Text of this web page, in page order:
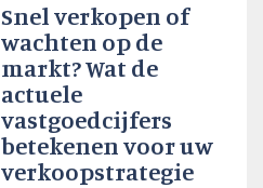
Snel verkopen of
wachten op de
markt? Wat de
actuele
vastgoedcijfers
betekenen voor uw
verkoopstrategie